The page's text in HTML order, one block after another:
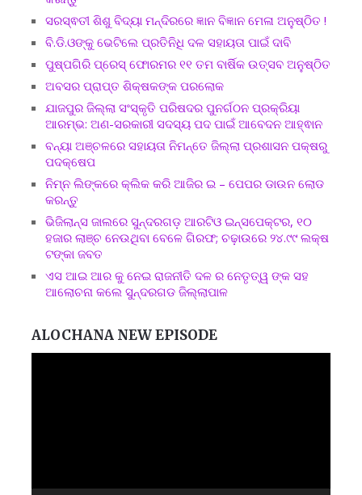
ସରସ୍ଵତୀ ଶିଶୁ ବିଦ୍ୟା ମନ୍ଦିରରେ ଜ୍ଞାନ ବିଜ୍ଞାନ ମେଳା ଅନୁଷ୍ଠିତ !
ବି.ଡି.ଓଙ୍କୁ ଭେଟିଲେ ପ୍ରତିନିଧି ଦଳ ସହାୟତା ପାଇଁ ଦାବି
ପୁଷ୍ପଗିରି ପ୍ରେସ୍ ଫୋରମର ୧୧ ତମ ବାର୍ଷିକ ଉତ୍ସବ ଅନୁଷ୍ଠିତ
ଅବସର ପ୍ରାପ୍ତ ଶିକ୍ଷକଙ୍କ ପରଲୋକ
ଯାଜପୁର ଜିଲ୍ଲା ସଂସ୍କୃତି ପରିଷଦର ପୁନର୍ଗଠନ ପ୍ରକ୍ରିୟା
ଆରମ୍ଭ: ଅଣ-ସରକାରୀ ସଦସ୍ୟ ପଦ ପାଇଁ ଆବେଦନ ଆହ୍ଵାନ
ବନ୍ୟା ଅଞ୍ଚଳରେ ସହାୟତା ନିମନ୍ତେ ଜିଲ୍ଲା ପ୍ରଶାସନ ପକ୍ଷରୁ
ପଦକ୍ଷେପ
ନିମ୍ନ ଲିଙ୍କରେ କ୍ଲିକ କରି ଆଜିର ଇ – ପେପର ଡାଉନ ଲୋଡ
କରନ୍ତୁ
ଭିଜିଲାନ୍ସ ଜାଲରେ ସୁନ୍ଦରଗଡ଼ ଆରଟିଓ ଇନ୍ସପେକ୍ଟର, ୧୦
ହଜାର ଲାଞ୍ଚ ନେଉଥିବା ବେଳେ ଗିରଫ; ଚଢ଼ାଉରେ ୨୪.୯୯ ଲକ୍ଷ
ଟଙ୍କା ଜବତ
ଏସ ଆଇ ଆର କୁ ନେଇ ରାଜନୀତି ଦଳ ର ନେତୃତ୍ୱ ଙ୍କ ସହ
ଆଲୋଚନା କଲେ ସୁନ୍ଦରଗଡ ଜିଲ୍ଲାପାଳ
ALOCHANA NEW EPISODE